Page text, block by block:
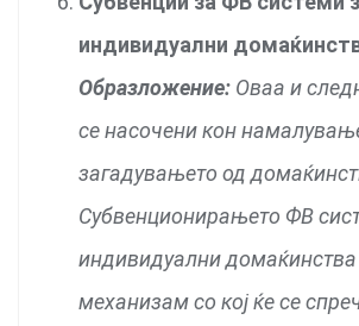
индивидуални
Образложение: Оваа и
се насочени кон
загадувањето од
Субвенционирањето ФВ
индивидуални домаќинства
механизам со кој ќе се